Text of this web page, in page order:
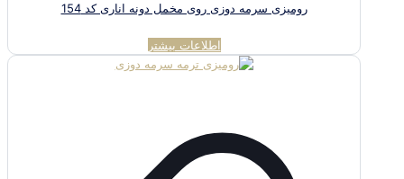
رومیزی سرمه دوزی روی مخمل دونه اناری کد 154
اطلاعات بیشتر